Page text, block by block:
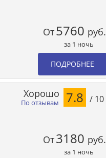
От5760 руб.
за 1 ночь
ПОДРОБНЕЕ
По отзывам
Хорошо 7.8 / 10
От3180 руб.
за 1 ночь